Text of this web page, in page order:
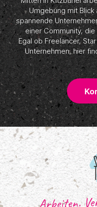
Umgebung mit
spannende
einer Community,
Egal ob Freelancer,
Unternehmen, hier
Arbeiten.